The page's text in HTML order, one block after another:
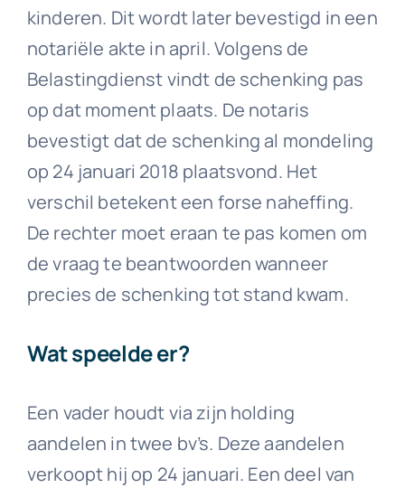
kinderen. Dit wordt later bevestigd in een
notariële akte in april. Volgens de
Belastingdienst vindt de schenking pas
op dat moment plaats. De notaris
bevestigt dat de schenking al mondeling
op 24 januari 2018 plaatsvond. Het
verschil betekent een forse naheffing.
De rechter moet eraan te pas komen om
de vraag te beantwoorden wanneer
precies de schenking tot stand kwam.
Wat speelde er?
Een vader houdt via zijn holding
aandelen in twee bv’s. Deze aandelen
verkoopt hij op 24 januari. Een deel van